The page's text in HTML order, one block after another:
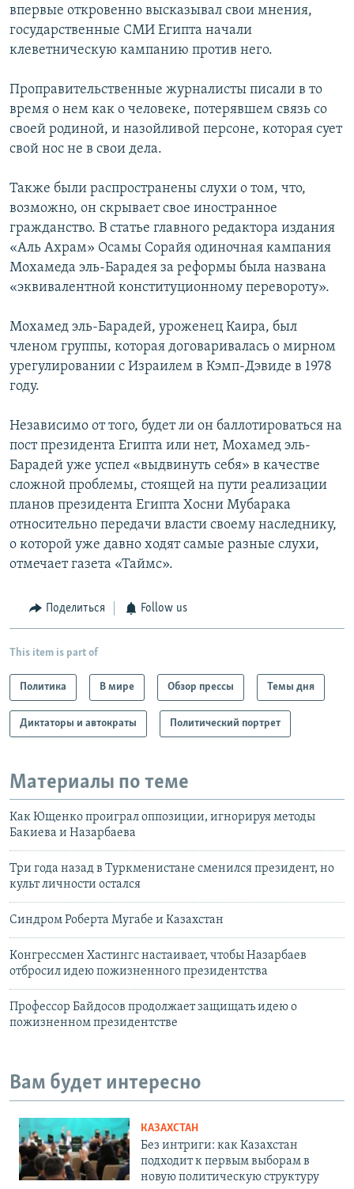
впервые откровенно высказывал свои мнения,
государственные СМИ Египта начали
клеветническую кампанию против него.
Проправительственные журналисты писали в то
время о нем как о человеке, потерявшем связь со
своей родиной, и назойливой персоне, которая сует
свой нос не в свои дела.
Также были распространены слухи о том, что,
возможно, он скрывает свое иностранное
гражданство. В статье главного редактора издания
«Аль Ахрам» Осамы Сорайя одиночная кампания
Мохамеда эль-Барадея за реформы была названа
«эквивалентной конституционному перевороту».
Мохамед эль-Барадей, уроженец Каира, был
членом группы, которая договаривалась о мирном
урегулировании с Израилем в Кэмп-Дэвиде в 1978
году.
Независимо от того, будет ли он баллотироваться на
пост президента Египта или нет, Мохамед эль-
Барадей уже успел «выдвинуть себя» в качестве
сложной проблемы, стоящей на пути реализации
планов президента Египта Хосни Мубарака
относительно передачи власти своему наследнику,
о которой уже давно ходят самые разные слухи,
отмечает газета «Таймс».
Поделиться Follow us
This item is part of
Политика В мире Обзор прессы Темы дня
Диктаторы и автократы Политический портрет
Материалы по теме
Как Ющенко проиграл оппозиции, игнорируя методы
Бакиева и Назарбаева
Три года назад в Туркменистане сменился президент, но
культ личности остался
Синдром Роберта Мугабе и Казахстан
Конгрессмен Хастингс настаивает, чтобы Назарбаев
отбросил идею пожизненного президентства
Профессор Байдосов продолжает защищать идею о
пожизненном президентстве
Вам будет интересно
КАЗАХСТАН
Без интриги: как Казахстан
подходит к первым выборам в
новую политическую структуру